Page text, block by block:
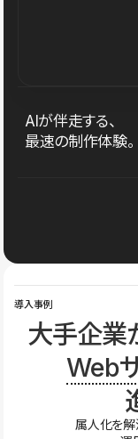
AIが伴走する、
最速の制作体験。
導入事例
大手企業
Web
属人化を解